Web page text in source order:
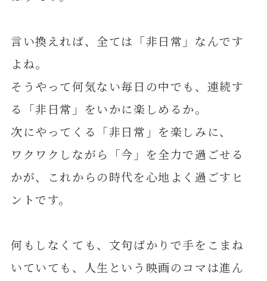
言い換えれば、全ては「非日常」なんです
よね。
そうやって何気ない毎日の中でも、連続す
る「非日常」をいかに楽しめるか。
次にやってくる「非日常」を楽しみに、
ワクワクしながら「今」を全力で過ごせる
かが、これからの時代を心地よく過ごすヒ
ントです。
何もしなくても、文句ばかりで手をこまね
いていても、人生という映画のコマは進ん